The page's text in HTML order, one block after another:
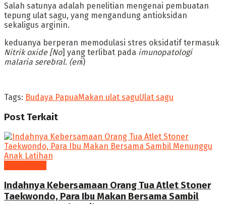
Salah satunya adalah penelitian mengenai pembuatan
tepung ulat sagu, yang mengandung antioksidan
sekaligus arginin.
keduanya berperan memodulasi stres oksidatif termasuk
Nitrik oxide [No] yang terlibat pada imunopatologi
malaria serebral. (eni)
Tags: Budaya PapuaMakan ulat saguUlat sagu
PostTerkait
Indahnya Kebersamaan Orang Tua Atlet Stoner
Taekwondo, Para Ibu Makan Bersama Sambil